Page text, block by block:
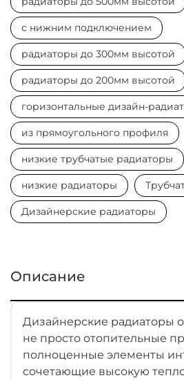
с нижним подключением
радиаторы до 300мм высотой
радиаторы до 200мм высотой
горизонтальные дизайн-
из прямоугольного профиля
низкие трубчатые радиаторы
низкие радиаторы
Дизайнерские радиаторы
Описание
Дизайнерские радиаторы
не просто отопительные
полноценные элементы
сочетающие высокую